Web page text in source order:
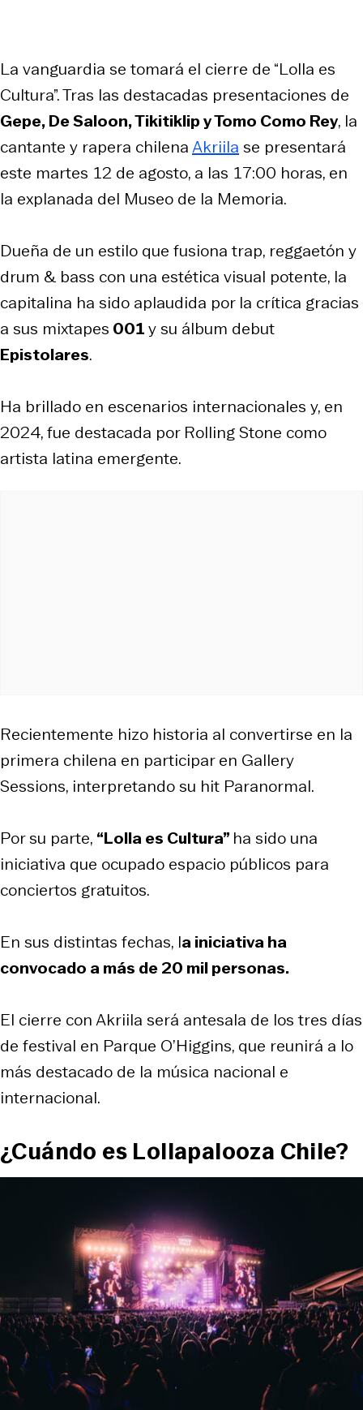
La vanguardia se tomará el cierre de “Lolla es
Cultura”. Tras las destacadas presentaciones de
Gepe, De Saloon, Tikitiklip y Tomo Como Rey, la
cantante y rapera chilenaAkriila se presentará
este martes 12 de agosto, a las 17:00 horas, en
la explanada del Museo de la Memoria.
Dueña de un estilo que fusiona trap, reggaetón y
drum & bass con una estética visual potente, la
capitalina ha sido aplaudida por la crítica gracias
a sus mixtapes 001y su álbum debut
Epistolares.
Ha brillado en escenarios internacionales y, en
2024, fue destacada por Rolling Stone como
artista latina emergente.
Recientemente hizo historia al convertirse en la
primera chilena en participar en Gallery
Sessions, interpretando su hit Paranormal.
Por su parte, “Lolla es Cultura” ha sido una
iniciativa que ocupado espacio públicos para
conciertos gratuitos.
En sus distintas fechas, la iniciativa ha
convocado a más de 20 mil personas.
El cierre con Akriila será antesala de los tres días
de festival en Parque O’Higgins, que reunirá a lo
más destacado de la música nacional e
internacional.
¿Cuándo es Lollapalooza Chile?